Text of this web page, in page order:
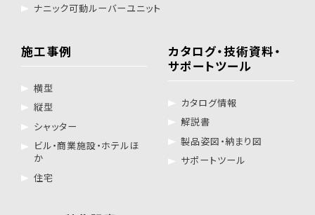
ナニック可動ルーバーユニット
施工事例
横型
縦型
シャッター
ビル・商業施設・ホテルほ
か
住宅
カタログ・技術資料・
サポートツール
カタログ情報
解説書
製品姿図・納まり図
サポートツール